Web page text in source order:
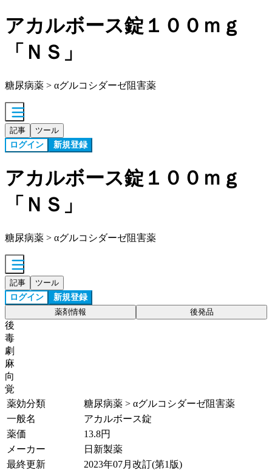
アカルボース錠１００ｍｇ
「ＮＳ」
糖尿病薬 > αグルコシダーゼ阻害薬
記事 ツール
ログイン 新規登録
アカルボース錠１００ｍｇ
「ＮＳ」
糖尿病薬 > αグルコシダーゼ阻害薬
記事 ツール
ログイン 新規登録
薬剤情報 後発品
後
毒
劇
麻
向
覚
薬効分類
糖尿病薬 > αグルコシダーゼ阻害薬
一般名
アカルボース錠
薬価
13.8円
メーカー
日新製薬
最終更新
2023年07月改訂(第1版)